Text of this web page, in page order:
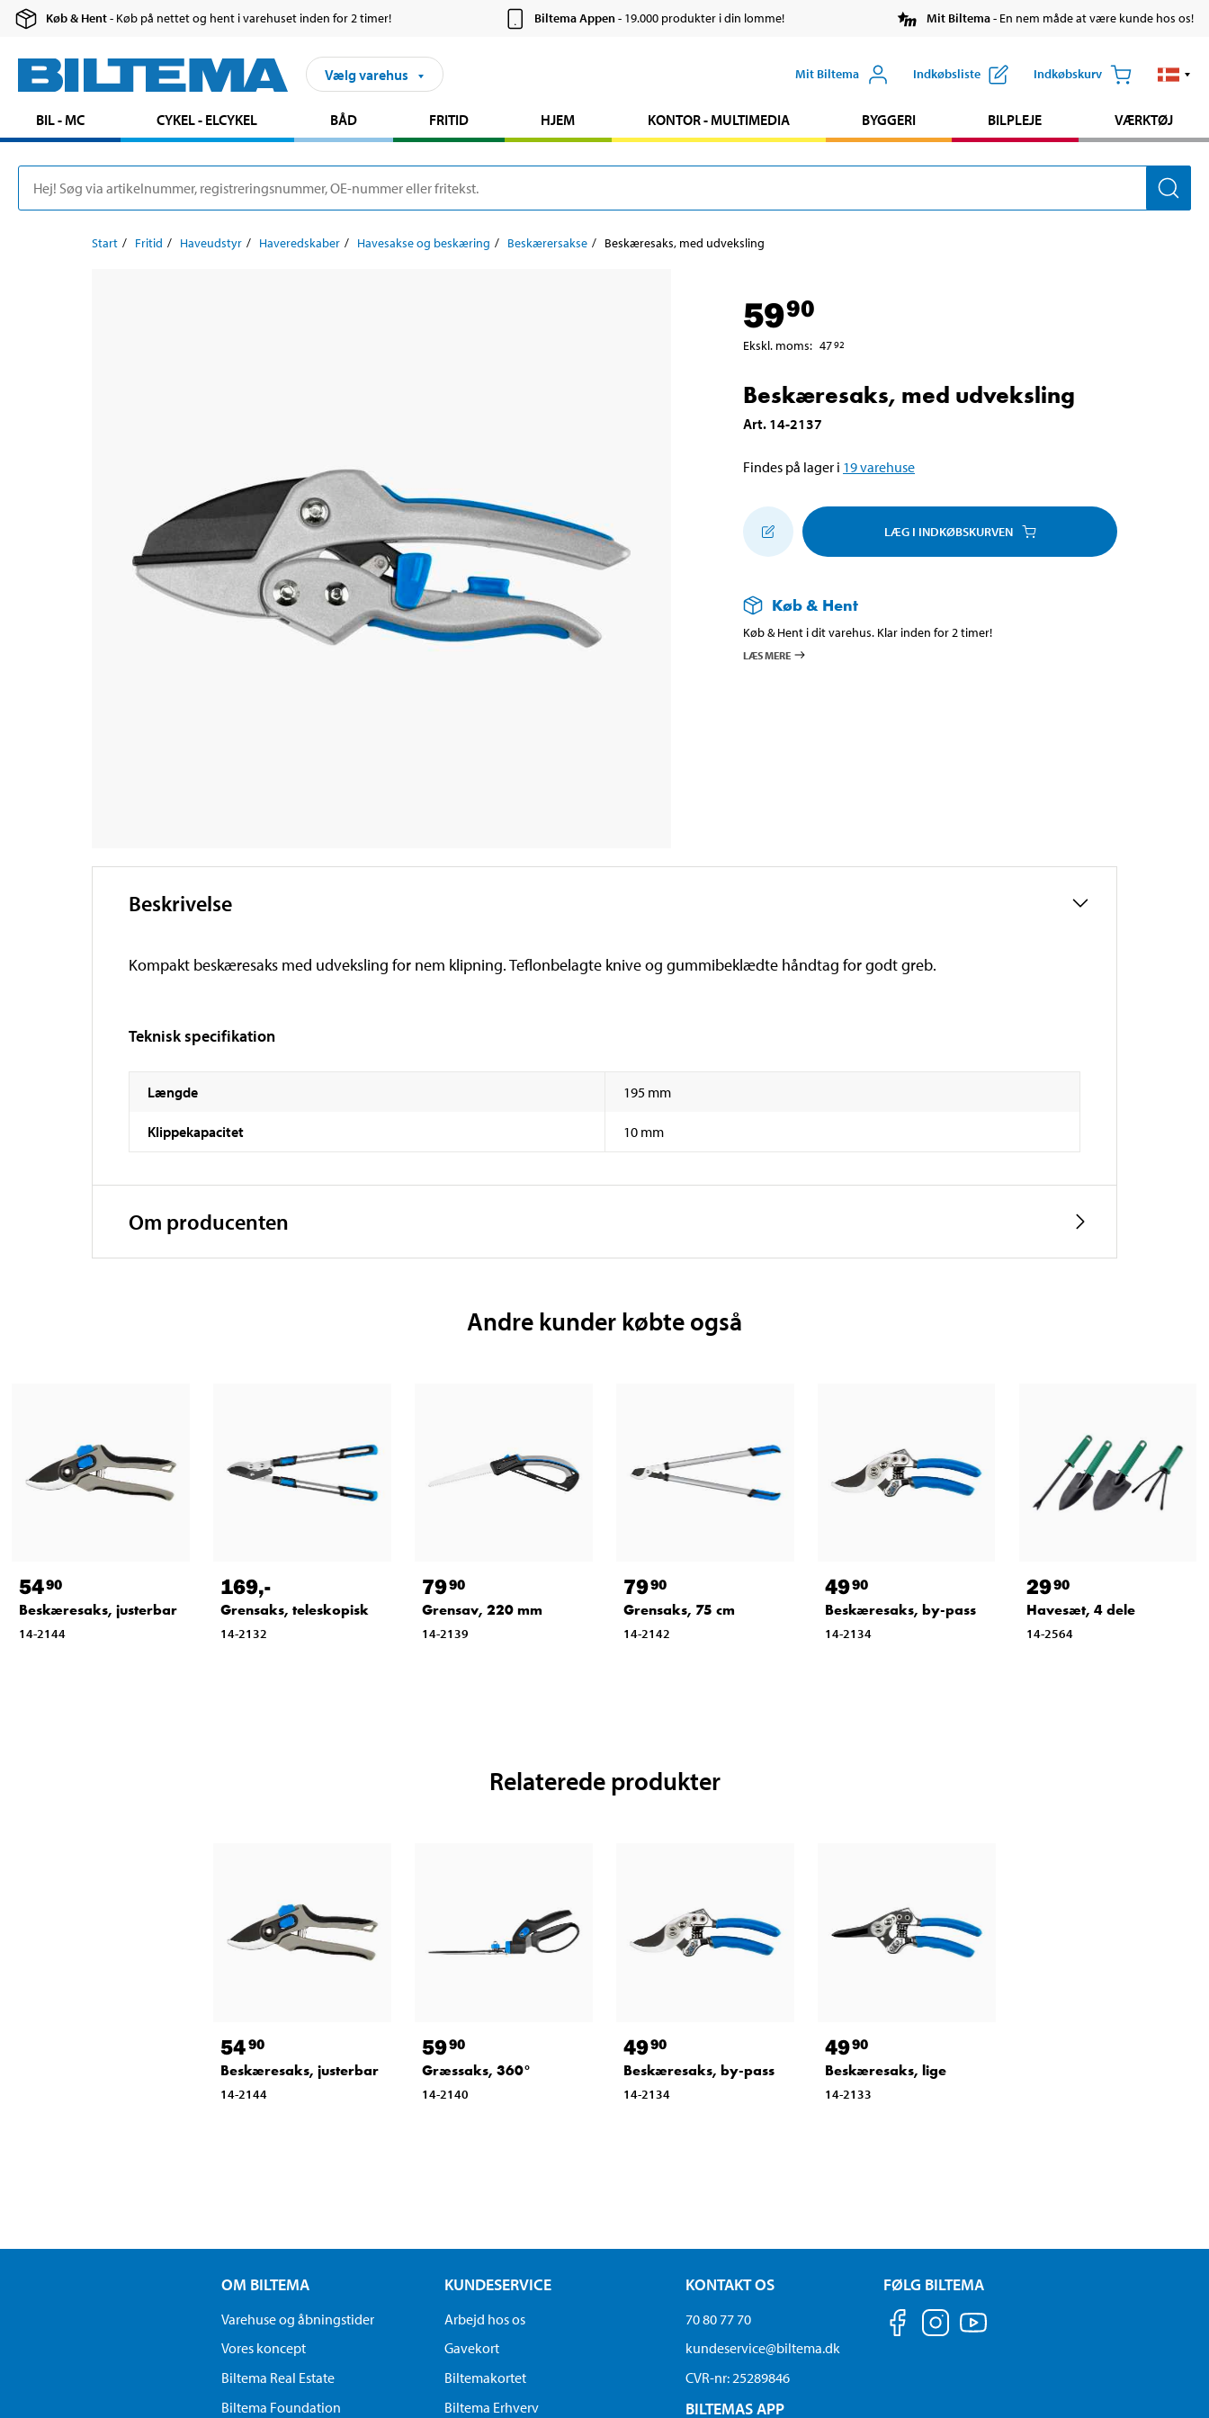
Køb & Hent- Køb på nettet og hent i varehuset inden for 2 timer! Biltema Appen- 19.000 produkter i din lomme! Mit Biltema- En nem måde at være kunde hos os!
Vælg varehus Mit Biltema Indkøbsliste Indkøbskurv
BIL - MC CYKEL - ELCYKEL BÅD FRITID HJEM KONTOR - MULTIMEDIA BYGGERI BILPLEJE VÆRKTØJ
Start Fritid Haveudstyr Haveredskaber Havesakse og beskæring Beskærersakse Beskæresaks, med udveksling
5990
Ekskl. moms: 4792
Beskæresaks, med udveksling
Art. 14-2137
Findes på lager i 19varehuse
LÆG I INDKØBSKURVEN
Køb & Hent
Køb & Hent i dit varehus. Klar inden for 2 timer!
LÆS MERE
Beskrivelse
Kompakt beskæresaks med udveksling for nem klipning. Teflonbelagte knive og gummibeklædte håndtag for godt greb.
Teknisk specifikation
Længde 195 mm
Klippekapacitet 10 mm
Om producenten
Andre kunder købte også
5490
Beskæresaks, justerbar
14-2144
169,-
Grensaks, teleskopisk
14-2132
7990
Grensav, 220 mm
14-2139
7990
Grensaks, 75 cm
14-2142
4990
Beskæresaks, by-pass
14-2134
2990
Havesæt, 4 dele
14-2564
Relaterede produkter
5490
Beskæresaks, justerbar
14-2144
5990
Græssaks, 360°
14-2140
4990
Beskæresaks, by-pass
14-2134
4990
Beskæresaks, lige
14-2133
OM BILTEMA
Varehuse og åbningstider
Vores koncept
Biltema Real Estate
Biltema Foundation
KUNDESERVICE
Arbejd hos os
Gavekort
Biltemakortet
Biltema Erhverv
KONTAKT OS
70 80 77 70
kundeservice@biltema.dk
CVR-nr: 25289846
BILTEMAS APP
FØLG BILTEMA